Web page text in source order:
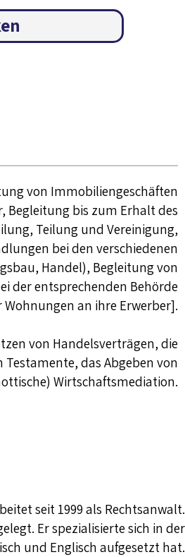
von Immobiliengeschäften
Begleitung bis zum Erhalt des
Teilung und Vereinigung,
bei den verschiedenen
Handel), Begleitung von
der entsprechenden Behörde
an ihre Erwerber].
von Handelsverträgen, die
das Abgeben von
Wirtschaftsmediation.
seit 1999 als Rechtsanwalt.
Er spezialisierte sich in der
und Englisch aufgesetzt hat.